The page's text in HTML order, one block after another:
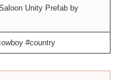
Unity Prefab by
#country